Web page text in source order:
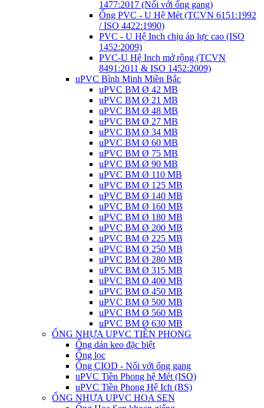
1477:2017 (Nối với ống gang)
Ống PVC - U Hệ Mét (TCVN 6151:1992
/ ISO 4422:1990)
PVC - U Hệ Inch chịu áp lực cao (ISO
1452:2009)
PVC-U Hệ Inch mở rộng (TCVN
8491:2011 & ISO 1452:2009)
uPVC Bình Minh Miền Bắc
uPVC BM Ø 42 MB
uPVC BM Ø 21 MB
uPVC BM Ø 48 MB
uPVC BM Ø 27 MB
uPVC BM Ø 34 MB
uPVC BM Ø 60 MB
uPVC BM Ø 75 MB
uPVC BM Ø 90 MB
uPVC BM Ø 110 MB
uPVC BM Ø 125 MB
uPVC BM Ø 140 MB
uPVC BM Ø 160 MB
uPVC BM Ø 180 MB
uPVC BM Ø 200 MB
uPVC BM Ø 225 MB
uPVC BM Ø 250 MB
uPVC BM Ø 280 MB
uPVC BM Ø 315 MB
uPVC BM Ø 400 MB
uPVC BM Ø 450 MB
uPVC BM Ø 500 MB
uPVC BM Ø 560 MB
uPVC BM Ø 630 MB
ỐNG NHỰA UPVC TIỀN PHONG
Ống dán keo đặc biệt
Ống lọc
Ống CIOD - Nối với ống gang
uPVC Tiền Phong hệ Mét (ISO)
uPVC Tiền Phong Hệ Ich (BS)
ỐNG NHỰA UPVC HOA SEN